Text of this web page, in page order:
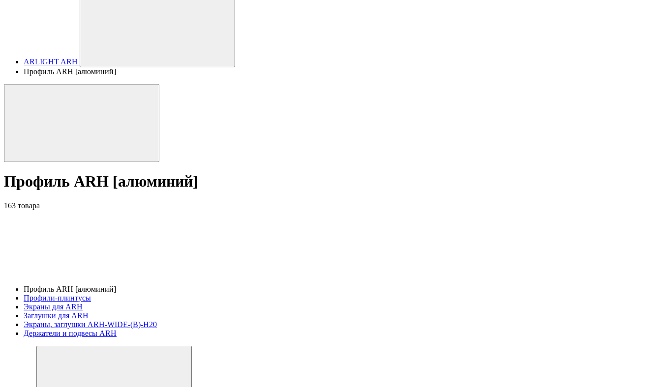
ARLIGHT ARH
Профиль ARH [алюминий]
Профиль ARH [алюминий]
163 товара
Профиль ARH [алюминий]
Профили-плинтусы
Экраны для ARH
Заглушки для ARH
Экраны, заглушки ARH-WIDE-(B)-H20
Держатели и подвесы ARH